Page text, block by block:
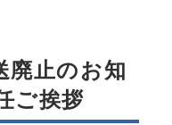
廃止のお知
ご挨拶